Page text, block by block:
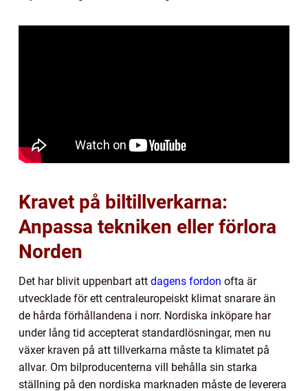
Kravet på biltillverkarna:
Anpassa tekniken eller förlora
Norden
Det har blivit uppenbart att dagens fordon ofta är
utvecklade för ett centraleuropeiskt klimat snarare än
de hårda förhållandena i norr. Nordiska inköpare har
under lång tid accepterat standardlösningar, men nu
växer kraven på att tillverkarna måste ta klimatet på
allvar. Om bilproducenterna vill behålla sin starka
ställning på den nordiska marknaden måste de leverera